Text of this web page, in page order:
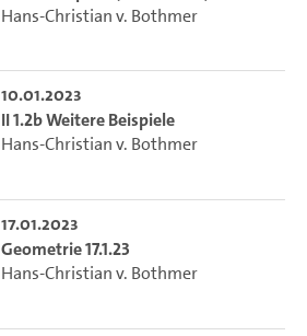
Hans-Christian v. Bothmer
10.01.2023
II 1.2b Weitere Beispiele
Hans-Christian v. Bothmer
17.01.2023
Geometrie 17.1.23
Hans-Christian v. Bothmer